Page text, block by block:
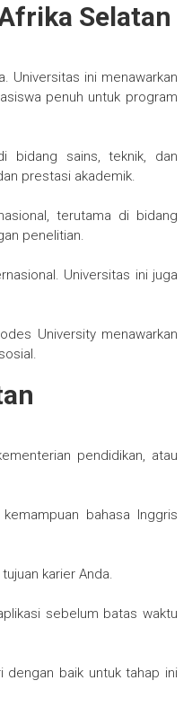
Selatan
Universitas ini menawarkan
penuh untuk program
bidang sains, teknik, dan
prestasi akademik.
terutama di bidang
penelitian.
Universitas ini juga
University menawarkan
pendidikan, atau
bahasa Inggris
karier Anda.
sebelum batas waktu
dengan baik untuk tahap ini